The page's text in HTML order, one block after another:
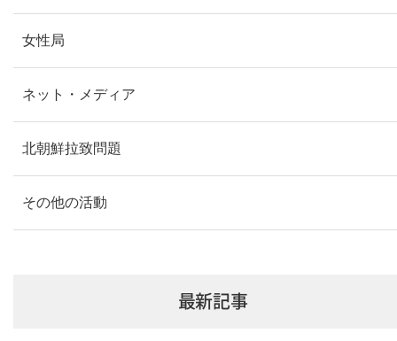
女性局
ネット・メディア
北朝鮮拉致問題
その他の活動
最新記事